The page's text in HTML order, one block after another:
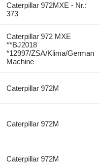
Caterpillar 972MXE - Nr.:
373
Caterpillar 972 MXE
**BJ2018
*12997/ZSA/Klima/German
Machine
Caterpillar 972M
Caterpillar 972M
Caterpillar 972M